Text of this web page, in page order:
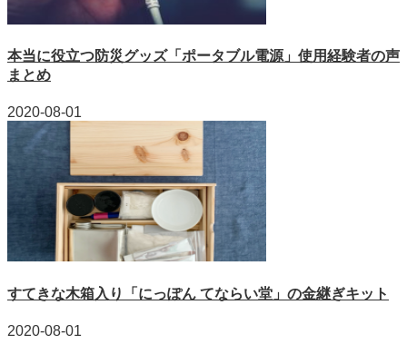
本当に役立つ防災グッズ「ポータブル電源」使用経験者の声
まとめ
2020-08-01
すてきな木箱入り「にっぽん てならい堂」の金継ぎキット
2020-08-01